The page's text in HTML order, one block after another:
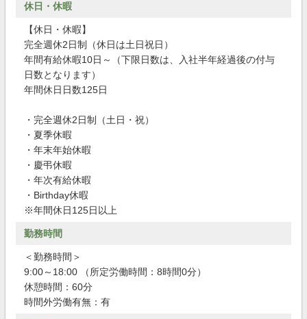
休日・休暇
【休日・休暇】
完全週休2日制（休日は土日祝日）
年間有給休暇10日～（下限日数は、入社半年経過後の付与
日数となります）
年間休日日数125日
・完全週休2日制（土日・祝）
・夏季休暇
・年末年始休暇
・慶弔休暇
・年次有給休暇
・Birthday休暇
※年間休日125日以上
勤務時間
＜勤務時間＞
9:00～18:00 （所定労働時間：8時間0分）
休憩時間：60分
時間外労働有無：有